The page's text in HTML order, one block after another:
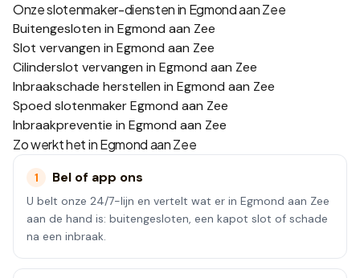
Onze slotenmaker-diensten in Egmond aan Zee
Buitengesloten in Egmond aan Zee
Slot vervangen in Egmond aan Zee
Cilinderslot vervangen in Egmond aan Zee
Inbraakschade herstellen in Egmond aan Zee
Spoed slotenmaker Egmond aan Zee
Inbraakpreventie in Egmond aan Zee
Zo werkt het inEgmond aan Zee
1 Bel of app ons
U belt onze 24/7-lijn en vertelt wat er in Egmond aan Zee
aan de hand is: buitengesloten, een kapot slot of schade
na een inbraak.